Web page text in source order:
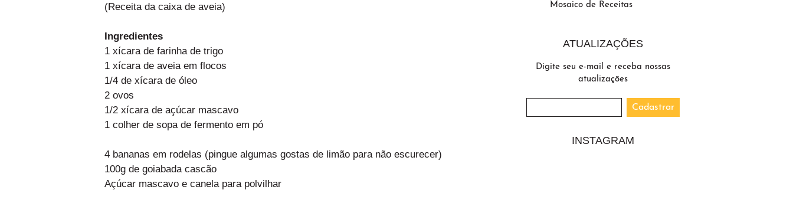
(Receita da caixa de aveia)
Ingredientes
1 xícara de farinha de trigo
1 xícara de aveia em flocos
1/4 de xícara de óleo
2 ovos
1/2 xícara de açúcar mascavo
1 colher de sopa de fermento em pó
4 bananas em rodelas (pingue algumas gostas de limão para não escurecer)
100g de goiabada cascão
Açúcar mascavo e canela para polvilhar
Mosaico de Receitas
ATUALIZAÇÕES
Digite seu e-mail e receba nossas
atualizações
INSTAGRAM